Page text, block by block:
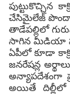
పుట్టుకొచ్చిన
చేసిమైలేజ్
తాడేపల్లిలో
సాగిన మీడియా
ఏపీలో కూడా
జనరేషన్ల
అన్యాపదేశంగా
అయితే దిల్లీలో